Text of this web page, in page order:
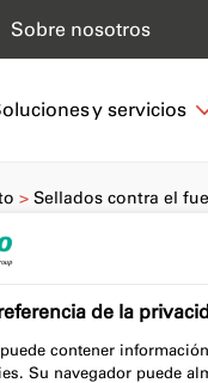
y servicios
Sobre nosotros
Sellados contra el
de la
contener
Su navegador puede